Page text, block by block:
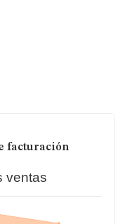
facturación
ventas